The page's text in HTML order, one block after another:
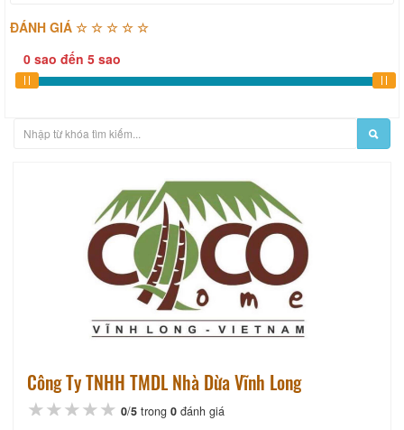
ĐÁNH GIÁ ☆ ☆ ☆ ☆ ☆
0 sao đến 5 sao
Công Ty TNHH TMDL Nhà Dừa Vĩnh Long
★★★★★
★★★★★
★★★★★ 0/5 trong 0 đánh giá